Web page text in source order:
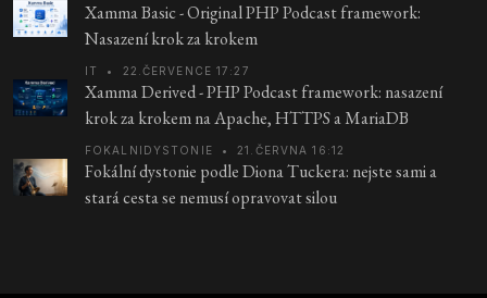
Xamma Basic - Original PHP Podcast framework:
Nasazení krok za krokem
IT • 22.ČERVENCE 17:27
Xamma Derived - PHP Podcast framework: nasazení
krok za krokem na Apache, HTTPS a MariaDB
FOKALNIDYSTONIE • 21.ČERVNA 16:12
Fokální dystonie podle Diona Tuckera: nejste sami a
stará cesta se nemusí opravovat silou